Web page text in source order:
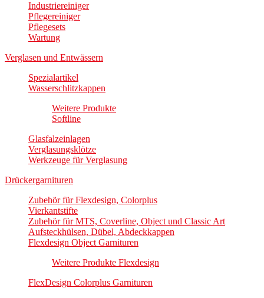
Industriereiniger
Pflegereiniger
Pflegesets
Wartung
Verglasen und Entwässern
Spezialartikel
Wasserschlitzkappen
Weitere Produkte
Softline
Glasfalzeinlagen
Verglasungsklötze
Werkzeuge für Verglasung
Drückergarnituren
Zubehör für Flexdesign, Colorplus
Vierkantstifte
Zubehör für MTS, Coverline, Object und Classic Art
Aufsteckhülsen, Dübel, Abdeckkappen
Flexdesign Object Garnituren
Weitere Produkte Flexdesign
FlexDesign Colorplus Garnituren